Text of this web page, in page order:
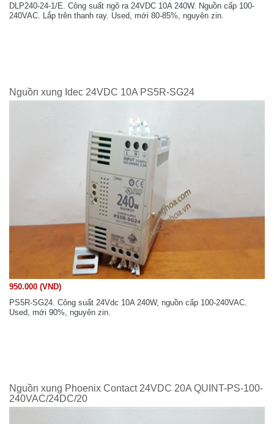
DLP240-24-1/E. Công suất ngõ ra 24VDC 10A 240W. Nguồn cấp 100-
240VAC. Lắp trên thanh ray. Used, mới 80-85%, nguyên zin.
Nguồn xung Idec 24VDC 10A PS5R-SG24
950.000 (VND)
PS5R-SG24. Công suất 24Vdc 10A 240W, nguồn cấp 100-240VAC.
Used, mới 90%, nguyên zin.
Nguồn xung Phoenix Contact 24VDC 20A QUINT-PS-100-
240VAC/24DC/20